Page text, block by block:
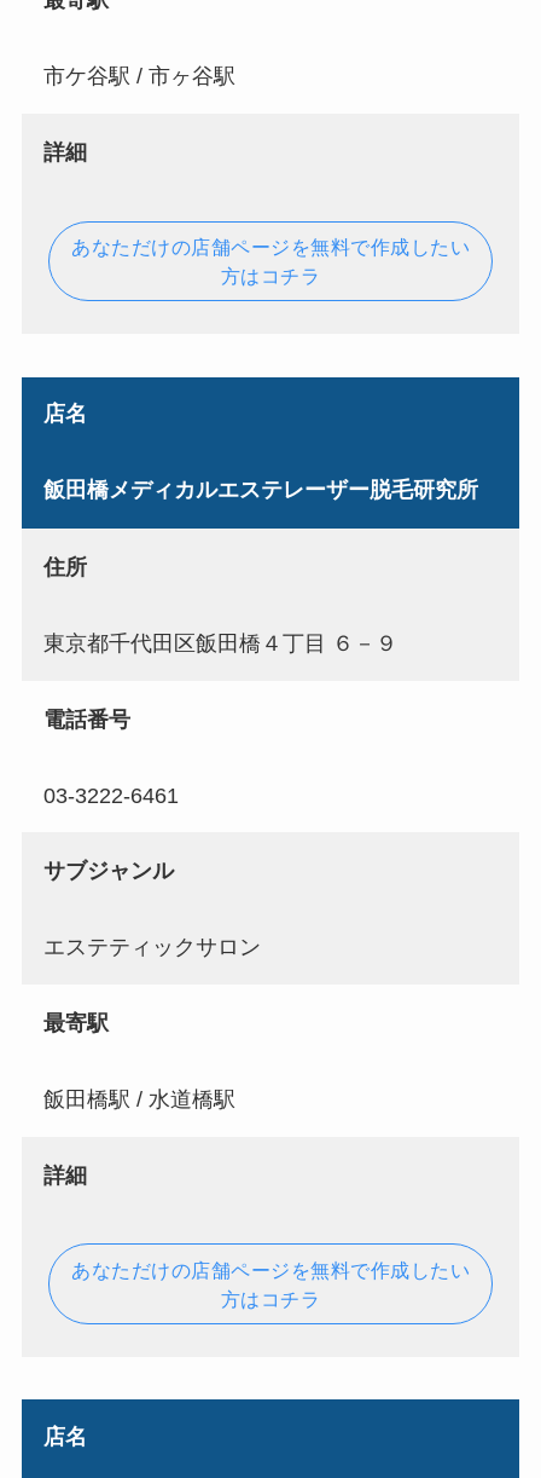
市ケ谷駅 / 市ヶ谷駅
詳細
あなただけの店舗ページを無料で作成したい
方はコチラ
店名
飯田橋メディカルエステレーザー脱毛研究所
住所
東京都千代田区飯田橋４丁目 ６－９
電話番号
03-3222-6461
サブジャンル
エステティックサロン
最寄駅
飯田橋駅 / 水道橋駅
詳細
あなただけの店舗ページを無料で作成したい
方はコチラ
店名